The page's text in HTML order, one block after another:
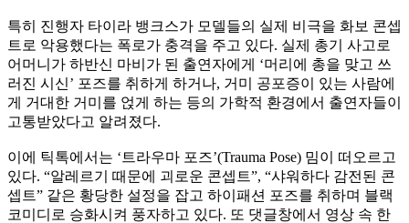
특히 진행자 타이라 뱅크스가 모델들의 실제 비극을 화보 콘셉
트로 악용했다는 폭로가 충격을 주고 있다. 실제 총기 사고로
어머니가 하반신 마비가 된 출연자에게 ‘머리에 총을 맞고 쓰
러진 시신’ 포즈를 취하게 하거나, 거미 공포증이 있는 사람에
게 거대한 거미를 얹게 하는 등의 가학적 환경에서 출연자들이
고통받았다고 알려졌다.
이에 틱톡에서는 ‘트라우마 포즈’(Trauma Pose) 밈이 떠오르고
있다. “알레르기 때문에 괴로운 콘셉트”, “샤워하다 감전된 콘
셉트” 같은 황당한 설정을 잡고 하이패션 포즈를 취하며 블랙
코미디로 승화시켜 풍자하고 있다. 또 댓글창에서 영상 속 한